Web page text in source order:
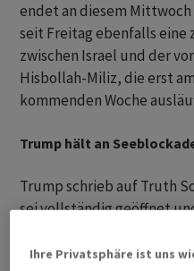
endet an diesem
seit Freitag ebenfalls eine
zwischen Israel und der
Hisbollah-Miliz, die erst
kommenden Woche
Trump hält an
Trump schrieb auf Truth
sei vollständig geöffnet
die US-Seeblockade
Ihre Privatsphäre ist uns